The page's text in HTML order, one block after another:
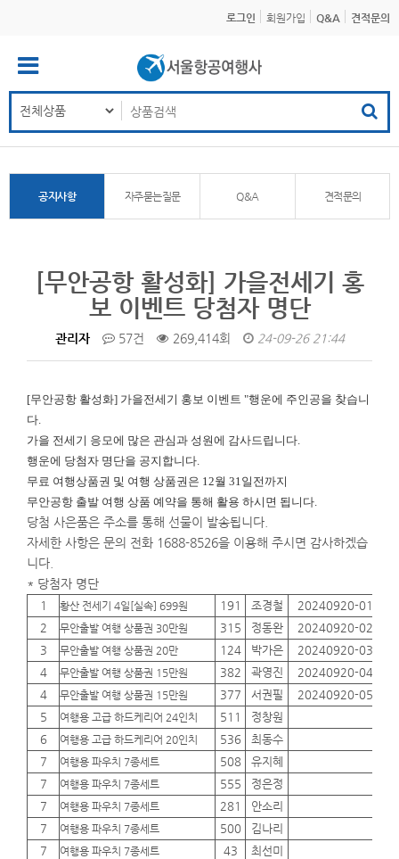
로그인 회원가입 Q&A 견적문의
공지사항 자주묻는질문 Q&A 견적문의
[무안공항 활성화] 가을전세기 홍
보 이벤트 당첨자 명단
관리자 57건 269,414회 24-09-26 21:44
[무안공항 활성화] 가을전세기 홍보 이벤트 "행운에 주인공을 찾습니
다.
가을 전세기 응모에 많은 관심과 성원에 감사드립니다.
행운에 당첨자 명단을 공지합니다.
무료 여행상품권 및 여행 상품권은 12월 31일전까지
무안공항 출발 여행 상품 예약을 통해 활용 하시면 됩니다.
당첨 사은품은 주소를 통해 선물이 발송됩니다.
자세한 사항은 문의 전화 1688-8526을 이용해 주시면 감사하겠습
니다.
* 당첨자 명단
1 황산 전세기 4일[실속] 699원 191 조경철 20240920-01
2
무안출발 여행 상품권 30만원 315 정동완 20240920-02
3
무안출발 여행 상품권 20만 124 박가은 20240920-03
4
무안출발 여행 상품권 15만원 382 곽영진 20240920-04
4
무안출발 여행 상품권 15만원 377 서권필 20240920-05
5
여행용 고급 하드케리어 24인치 511 정창원
6
여행용 고급 하드케리어 20인치 536 최동수
7
여행용 파우치 7종세트 508 유지혜
7
여행용 파우치 7종세트 555 정은정
7
여행용 파우치 7종세트 281 안소리
7
여행용 파우치 7종세트 500 김나리
7
여행용 파우치 7종세트 43 최선미